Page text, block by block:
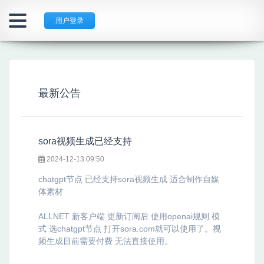
用户登录
最新公告
sora视频生成已经支持
2024-12-13 09:50
chatgpt节点 已经支持sora视频生成 适合制作自媒
体素材
ALLNET 新客户端 更新订阅后 使用openai规则 模
式 选chatgpt节点 打开sora.com就可以使用了。视
频生成目前需要付费 无法直接使用。